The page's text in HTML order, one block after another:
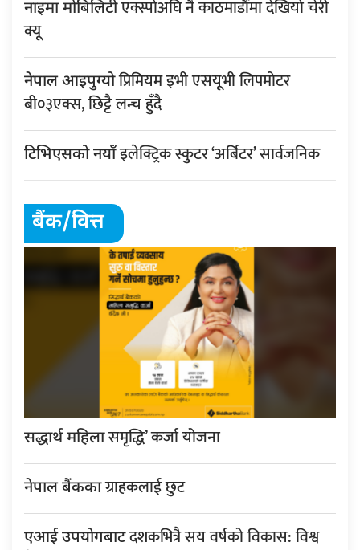
नाइमा मोबिलिटीएक्स्पोअघि नै काठमाडौंमा देखियो चेरी
क्यू
नेपाल आइपुग्योप्रिमियम इभी एसयूभी लिपमोटर
बी०३एक्स, छिट्टै लन्च हुँदै
टिभिएसको नयाँइलेक्ट्रिक स्कुटर ‘अर्बिटर’ सार्वजनिक
बैंक/वित्त
सद्धार्थ महिलासमृद्धि’ कर्जा योजना
नेपाल बैंककाग्राहकलाई छुट
एआई उपयोगबाटदशकभित्रै सय वर्षको विकास: विश्व